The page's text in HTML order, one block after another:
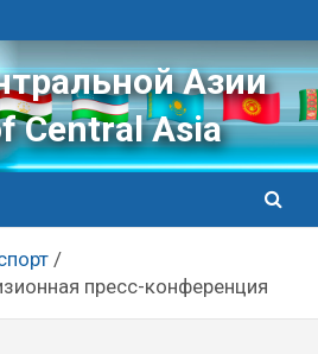
Азии
Central Asia
пресс-конференция